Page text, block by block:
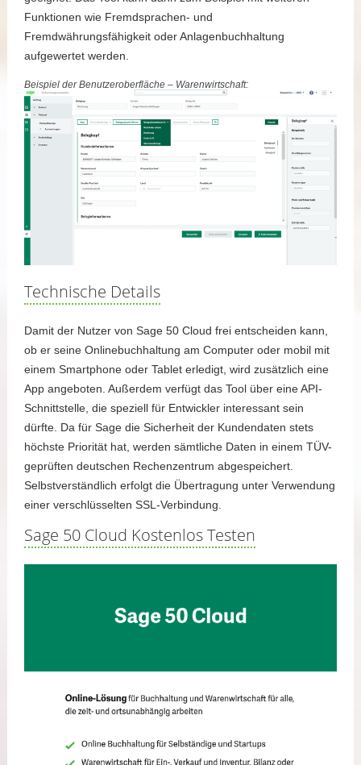
Funktionen wie Fremdsprachen- und
Fremdwährungsfähigkeit oder Anlagenbuchhaltung
aufgewertet werden.
Beispiel der Benutzeroberfläche – Warenwirtschaft:
Technische Details
Damit der Nutzer von Sage 50 Cloud frei entscheiden kann,
ob er seine Onlinebuchhaltung am Computer oder mobil mit
einem Smartphone oder Tablet erledigt, wird zusätzlich eine
App angeboten. Außerdem verfügt das Tool über eine API-
Schnittstelle, die speziell für Entwickler interessant sein
dürfte. Da für Sage die Sicherheit der Kundendaten stets
höchste Priorität hat, werden sämtliche Daten in einem TÜV-
geprüften deutschen Rechenzentrum abgespeichert.
Selbstverständlich erfolgt die Übertragung unter Verwendung
einer verschlüsselten SSL-Verbindung.
Sage 50 Cloud Kostenlos Testen